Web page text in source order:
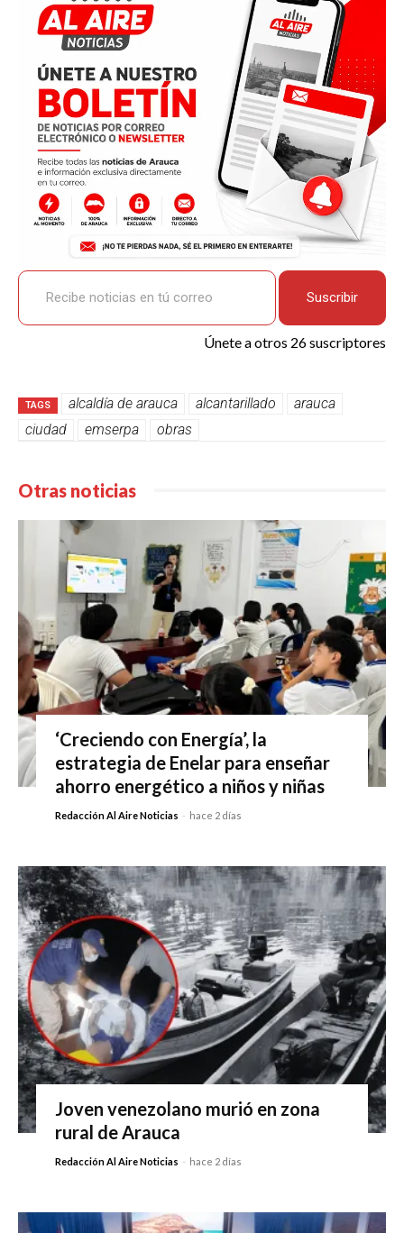
o
o
k
A
p
p
k
ar
tir
Recibe noticias en tú correo
Suscribir
Únete a otros 26 suscriptores
TAGS alcaldía de arauca alcantarillado
arauca
ciudad
emserpa obras
Otras noticias
‘Creciendo con Energía’, la
estrategia de Enelar para enseñar
ahorro energético a niños y niñas
Redacción Al Aire Noticias - hace 2 días
Joven venezolano murió en zona
rural de Arauca
Redacción Al Aire Noticias - hace 2 días